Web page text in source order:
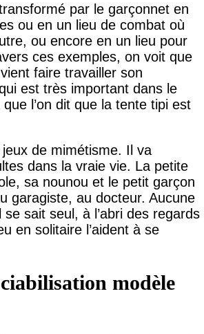
par le garçonnet en
ou en un lieu de combat où
ou encore en un lieu pour
ces exemples, on voit que
faire travailler son
est très important dans le
l’on dit que la tente tipi est
jeux de mimétisme. Il va
dans la vraie vie. La petite
sa nounou et le petit garçon
garagiste, au docteur. Aucune
sait seul, à l’abri des regards
en solitaire l’aident à se
modèle